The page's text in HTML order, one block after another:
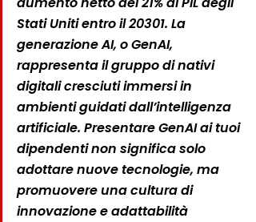
Stati Uniti entro il 20301. La
generazione AI, o GenAI,
rappresenta il gruppo di nativi
digitali cresciuti immersi in
ambienti guidati dall’intelligenza
artificiale. Presentare GenAI ai tuoi
dipendenti non significa solo
adottare nuove tecnologie, ma
promuovere una cultura di
innovazione e adattabilità